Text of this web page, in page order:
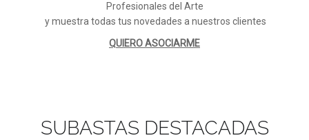
Profesionales del Arte
y muestra todas tus novedades a nuestros clientes
QUIERO ASOCIARME
SUBASTAS DESTACADAS